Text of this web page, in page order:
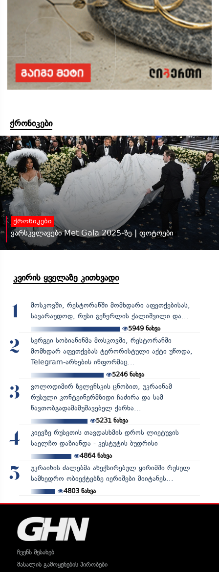
ქრონიკები
ქრონიკები
ვარსკვლავები Met Gala 2025-ზე | ფოტოები
კვირის ყველაზე კითხვადი
1
მოსკოვში, რესტორანში მომხდარი აფეთქებისას,
სავარაუდოდ, რუსი გენერლის ქალიშვილი და...
5949 ნახვა
2
სერგეი სობიანინმა მოსკოვში, რესტორანში
მომხდარ აფეთქებას ტერორისტული აქტი უწოდა,
Telegram-არხების ინფორმაც...
5246ნახვა
3
ვოლოდიმირ ზელენსკის ცნობით, უკრაინამ
რუსული კონტეინერმზიდი ჩაძირა და სამ
ნავთობგადამამუშავებელ ქარხა...
5231ნახვა
4
კიევზე რუსეთის თავდასხმის დროს ლიეტუვის
საელჩო დაზიანდა - კესტუტის ბუდრისი
4864ნახვა
5
უკრაინის ძალებმა ანექსირებულ ყირიმში რუსულ
სამხედრო ობიექტებზე იერიშები მიიტანეს...
4803ნახვა
ჩვენს შესახებ
მასალის გამოყენების პირობები